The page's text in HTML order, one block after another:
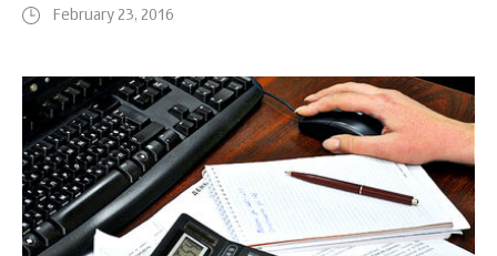
February 23, 2016